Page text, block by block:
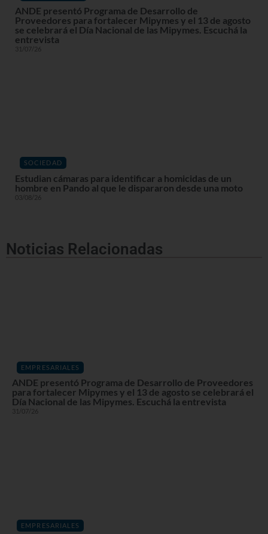
ANDE presentó Programa de Desarrollo de
Proveedores para fortalecer Mipymes y el 13 de agosto
se celebrará el Día Nacional de las Mipymes. Escuchá la
entrevista
31/07/26
SOCIEDAD
Estudian cámaras para identificar a homicidas de un
hombre en Pando al que le dispararon desde una moto
03/08/26
Noticias Relacionadas
EMPRESARIALES
ANDE presentó Programa de Desarrollo de Proveedores
para fortalecer Mipymes y el 13 de agosto se celebrará el
Día Nacional de las Mipymes. Escuchá la entrevista
31/07/26
EMPRESARIALES